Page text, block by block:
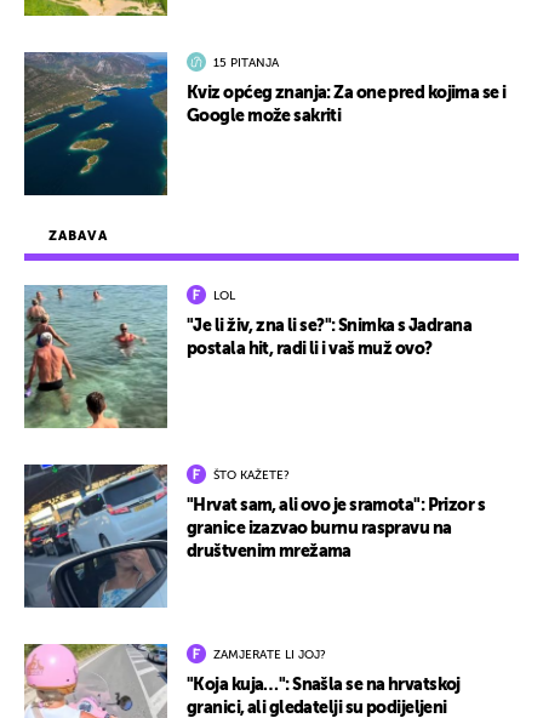
ZABAVA
LOL
"Je li živ, zna li se?": Snimka s Jadrana
postala hit, radi li i vaš muž ovo?
ŠTO KAŽETE?
"Hrvat sam, ali ovo je sramota": Prizor s
granice izazvao burnu raspravu na
društvenim mrežama
ZAMJERATE LI JOJ?
"Koja kuja…": Snašla se na hrvatskoj
granici, ali gledatelji su podijeljeni
15 PITANJA
Kviz općeg znanja: Za one pred kojima se i
Google može sakriti